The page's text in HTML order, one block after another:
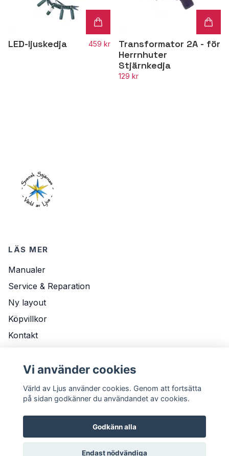
LED-ljuskedja 459 kr
Transformator 2A - för
Herrnhuter
Stjärnkedja
129 kr
LÄS MER
Manualer
Service & Reparation
Ny layout
Köpvillkor
Kontakt
Leveransvillkor
Vi använder cookies
Värld av Ljus använder cookies. Genom att fortsätta
på sidan godkänner du användandet av cookies.
Godkänn alla
Endast nödvändiga